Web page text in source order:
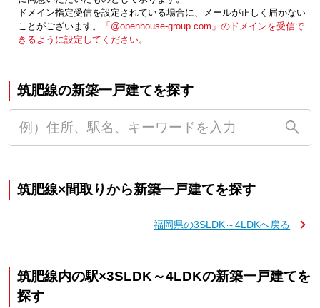
ドメイン指定受信を設定されている場合に、メールが正しく届かない
ことがございます。
「@openhouse-group.com」のドメインを受信で
きるように設定してください。
筑肥線の新築一戸建てを探す
筑肥線×間取りから新築一戸建てを探す
福岡県の3SLDK～4LDKへ戻る
筑肥線内の駅×3SLDK～4LDKの新築一戸建てを
探す